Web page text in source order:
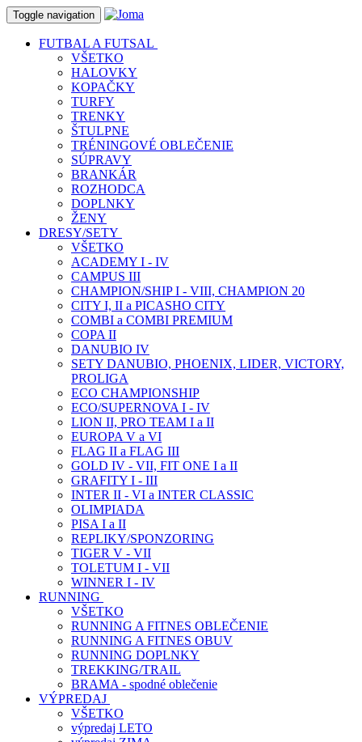
Toggle navigation
FUTBAL A FUTSAL
VŠETKO
HALOVKY
KOPAČKY
TURFY
TRENKY
ŠTULPNE
TRÉNINGOVÉ OBLEČENIE
SÚPRAVY
BRANKÁR
ROZHODCA
DOPLNKY
ŽENY
DRESY/SETY
VŠETKO
ACADEMY I - IV
CAMPUS III
CHAMPION/SHIP I - VIII, CHAMPION 20
CITY I, II a PICASHO CITY
COMBI a COMBI PREMIUM
COPA II
DANUBIO IV
SETY DANUBIO, PHOENIX, LIDER, VICTORY,
PROLIGA
ECO CHAMPIONSHIP
ECO/SUPERNOVA I - IV
LION II, PRO TEAM I a II
EUROPA V a VI
FLAG II a FLAG III
GOLD IV - VII, FIT ONE I a II
GRAFITY I - III
INTER II - VI a INTER CLASSIC
OLIMPIADA
PISA I a II
REPLIKY/SPONZORING
TIGER V - VII
TOLETUM I - VII
WINNER I - IV
RUNNING
VŠETKO
RUNNING A FITNES OBLEČENIE
RUNNING A FITNES OBUV
RUNNING DOPLNKY
TREKKING/TRAIL
BRAMA - spodné oblečenie
VÝPREDAJ
VŠETKO
výpredaj LETO